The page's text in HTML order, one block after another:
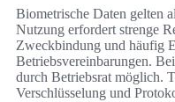
Biometrische Daten gelten
Nutzung erfordert strenge
Zweckbindung und häufig
Betriebsvereinbarungen.
durch Betriebsrat möglich.
Verschlüsselung und